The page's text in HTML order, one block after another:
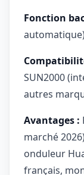
Fonction
SUN2000
autres
Avantages :
marché
onduleur
français,